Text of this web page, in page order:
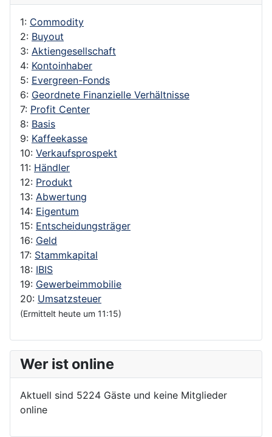
1: Commodity
2: Buyout
3: Aktiengesellschaft
4: Kontoinhaber
5: Evergreen-Fonds
6: Geordnete Finanzielle Verhältnisse
7: Profit Center
8: Basis
9: Kaffeekasse
10: Verkaufsprospekt
11: Händler
12: Produkt
13: Abwertung
14: Eigentum
15: Entscheidungsträger
16: Geld
17: Stammkapital
18: IBIS
19: Gewerbeimmobilie
20: Umsatzsteuer
(Ermittelt heute um 11:15)
Wer ist online
Aktuell sind 5224 Gäste und keine Mitglieder
online